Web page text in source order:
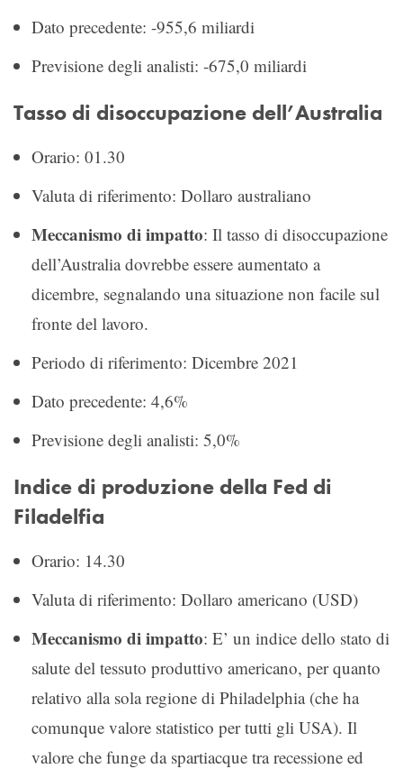
Dato precedente: -955,6 miliardi
Previsione degli analisti: -675,0 miliardi
Tasso di disoccupazione dell’Australia
Orario: 01.30
Valuta di riferimento: Dollaro australiano
Meccanismo di impatto: Il tasso di disoccupazione
dell’Australia dovrebbe essere aumentato a
dicembre, segnalando una situazione non facile sul
fronte del lavoro.
Periodo di riferimento: Dicembre 2021
Dato precedente: 4,6%
Previsione degli analisti: 5,0%
Indice di produzione della Fed di
Filadelfia
Orario: 14.30
Valuta di riferimento: Dollaro americano (USD)
Meccanismo di impatto: E’ un indice dello stato di
salute del tessuto produttivo americano, per quanto
relativo alla sola regione di Philadelphia (che ha
comunque valore statistico per tutti gli USA). Il
valore che funge da spartiacque tra recessione ed